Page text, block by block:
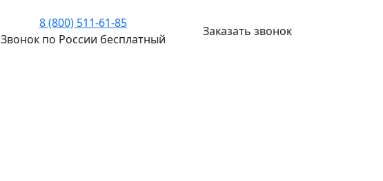
8 (800) 511-61-85
Звонок по России бесплатный
Заказать звонок